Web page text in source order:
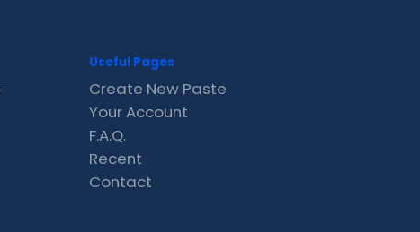
Useful Pages
Create New Paste
Your Account
F.A.Q.
Recent
Contact